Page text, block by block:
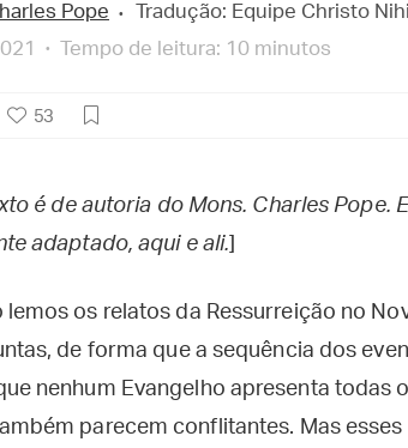
Pope
Tradução: Equipe Christo
Tempo de leitura: 10 minutos
53
é de autoria do Mons. Charles Pope.
adaptado, aqui e ali.
lemos os relatos da Ressurreição no
de forma que a sequência dos
nenhum Evangelho apresenta
parecem conflitantes. Mas